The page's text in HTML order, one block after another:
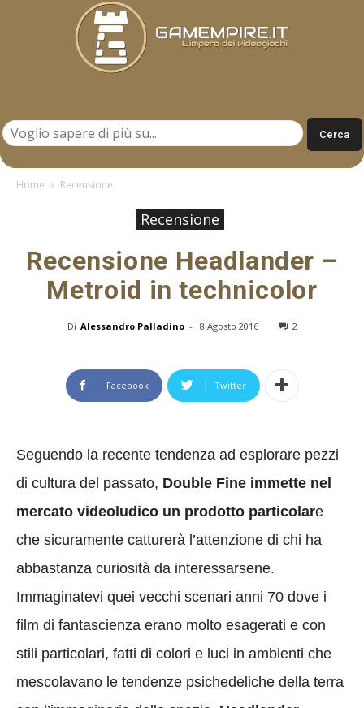
Home Recensione
Recensione
Recensione Headlander –
Metroid in technicolor
Di Alessandro Palladino - 8 Agosto 2016 2
Facebook Twitter
Seguendo la recente tendenza ad esplorare pezzi
di cultura del passato, Double Fine immette nel
mercato videoludico un prodotto particolare
che sicuramente catturerà l’attenzione di chi ha
abbastanza curiosità da interessarsene.
Immaginatevi quei vecchi scenari anni 70 dove i
film di fantascienza erano molto esagerati e con
stili particolari, fatti di colori e luci in ambienti che
mescolavano le tendenze psichedeliche della terra